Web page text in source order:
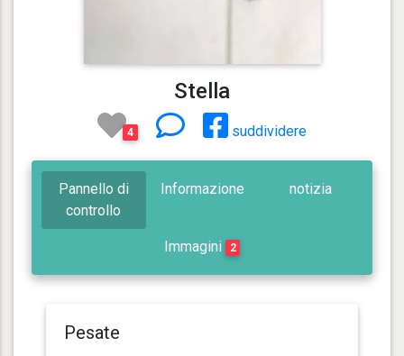
Stella
4 suddividere
Pannello di
controllo
Informazione notizia
Immagini 2
Pesate